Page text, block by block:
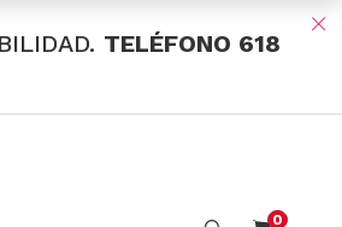
TELÉFONO 618
0